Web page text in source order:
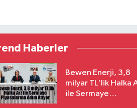
Haberler
Bewen Enerji, 3,8
milyar TL'lik Halka
ile Sermaye